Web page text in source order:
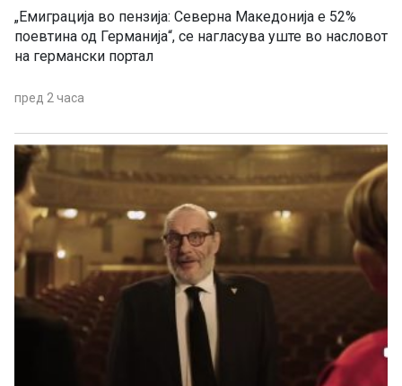
„Емиграција во пензија: Северна Македонија е 52%
поевтина од Германија“, се нагласува уште во насловот
на германски портал
пред 2 часа